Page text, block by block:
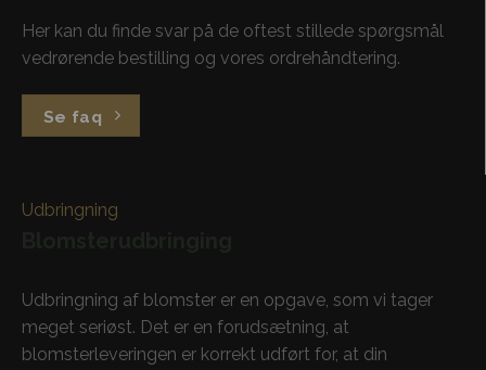
Her kan du finde svar på de oftest stillede spørgsmål
vedrørende bestilling og vores ordrehåndtering.
Se faq
Udbringning
Udbringning af blomster er en opgave, som vi tager
meget seriøst. Det er en forudsætning, at
blomsterleveringen er korrekt udført for, at din